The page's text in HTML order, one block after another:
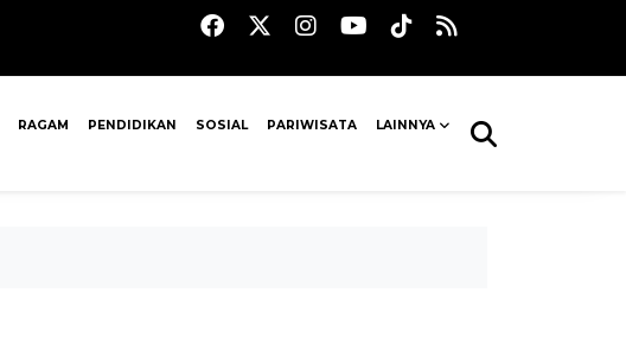
RAGAM PENDIDIKAN SOSIAL PARIWISATA LAINNYA